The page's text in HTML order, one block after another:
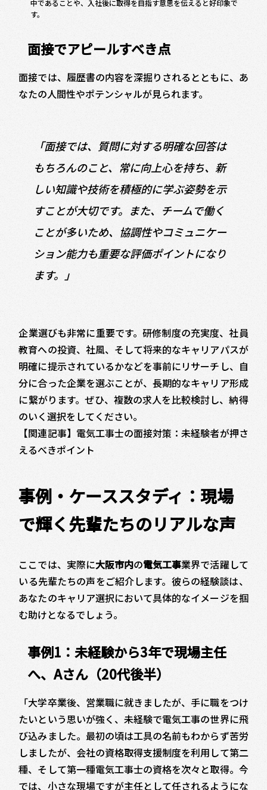
中であることや、入社後に取得を目指す意思を伝えると好印象で
す。
面接でアピールすべき点
面接では、履歴書の内容を深掘りされるとともに、あ
なたの人間性やポテンシャルが見られます。
「面接では、質問に対する明確な回答は
もちろんのこと、常に向上心を持ち、新
しい知識や技術を積極的に学ぶ姿勢を示
すことが大切です。また、チームで働く
ことが多いため、協調性やコミュニケー
ション能力も重要な評価ポイントになり
ます。」
企業選びも非常に重要です。研修制度の充実度、社員
教育への投資、社風、そして将来的なキャリアパスが
明確に提示されているかなどを事前にリサーチし、自
分に合った企業を選ぶことが、長期的なキャリア形成
に繋がります。ぜひ、複数の求人を比較検討し、納得
のいく選択をしてください。
【関連記事】電気工事士の面接対策：未経験者が押さ
えるべきポイント
事例・ケーススタディ：現場
で輝く先輩たちのリアルな声
ここでは、実際に大阪市内の電気工事業界で活躍して
いる先輩たちの声をご紹介します。彼らの経験談は、
あなたのキャリア選択において具体的なイメージを掴
む助けとなるでしょう。
事例1：未経験から3年で現場主任
へ、Aさん（20代後半）
「大学卒業後、営業職に就きましたが、手に職をつけ
たいという思いが強く、未経験で電気工事の世界に飛
び込みました。最初の頃は工具の名前もわからず苦労
しましたが、会社の資格取得支援制度を利用して第二
種、そして第一種電気工事士の資格を次々と取得。今
では、小さな現場ですが主任として任されるようにな